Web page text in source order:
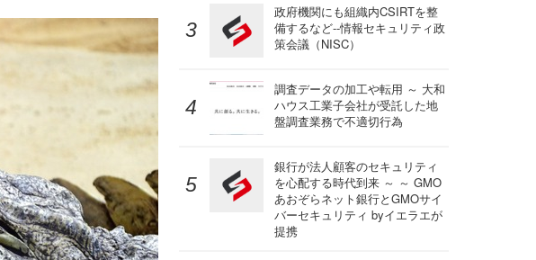
政府機関にも組織内CSIRTを整
備するなど--情報セキュリティ政
策会議（NISC）
調査データの加工や転用 ～ 大和
ハウス工業子会社が受託した地
盤調査業務で不適切行為
銀行が法人顧客のセキュリティ
を心配する時代到来 ～ ～ GMO
あおぞらネット銀行とGMOサイ
バーセキュリティ byイエラエが
提携